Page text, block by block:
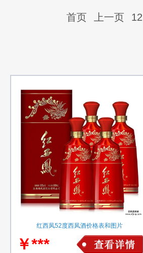
首页 上一页 12
红西凤52度西凤酒价格表和图片
￥***